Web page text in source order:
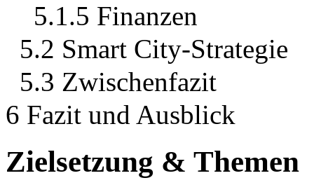
5.1.5 Finanzen
5.2 Smart City-Strategie
5.3 Zwischenfazit
6 Fazit und Ausblick
Zielsetzung & Themen